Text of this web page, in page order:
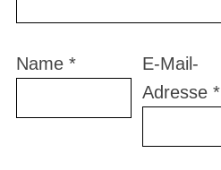
Name *
E-Mail-
Adresse*